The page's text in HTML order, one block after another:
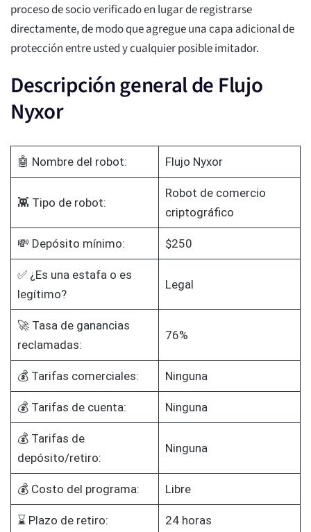
proceso de socio verificado en lugar de registrarse
directamente, de modo que agregue una capa adicional de
protección entre usted y cualquier posible imitador.
Descripción general de Flujo
Nyxor
🤖 Nombre del robot: Flujo Nyxor
👾 Tipo de robot:
Robot de comercio
criptográfico
💸 Depósito mínimo: $250
✅ ¿Es una estafa o es
legítimo?
Legal
🚀 Tasa de ganancias
reclamadas:
76%
💰 Tarifas comerciales: Ninguna
💰 Tarifas de cuenta: Ninguna
💰 Tarifas de
depósito/retiro:
Ninguna
💰 Costo del programa: Libre
⌛ Plazo de retiro: 24 horas